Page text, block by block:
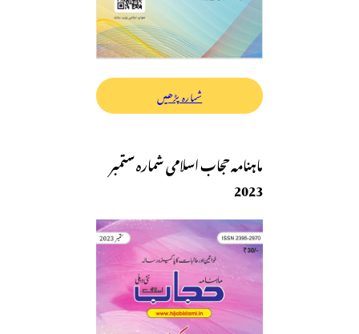
شمارہ پڑھیں
ماہنامہ حجاب اسلامی شمارہ ستمبر
2023